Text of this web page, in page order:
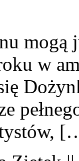
mogą
w